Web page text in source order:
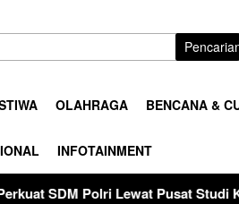
OLAHRAGA BENCANA &
INFOTAINMENT
Lewat Pusat Studi Kepolisian